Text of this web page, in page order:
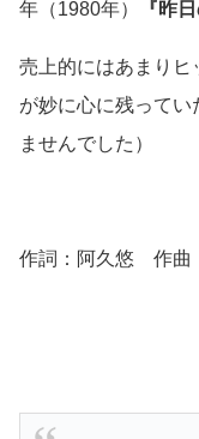
年（1980年）
『昨
売上的にはあまりヒ
が妙に心に残ってい
ませんでした）
作詞：阿久悠 作曲